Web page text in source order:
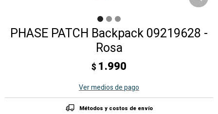
PHASE PATCH Backpack 09219628 -
Rosa
$ 1.990
Ver medios de pago
Métodos y costos de envío